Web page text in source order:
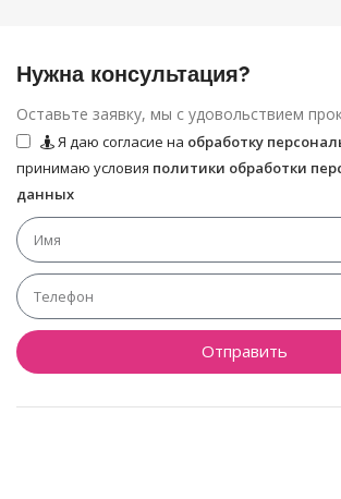
Нужна консультация?
Оставьте заявку, мы с удовольствием
Я даю согласие на обработку
принимаю условия политики обработки
данных
Отправить